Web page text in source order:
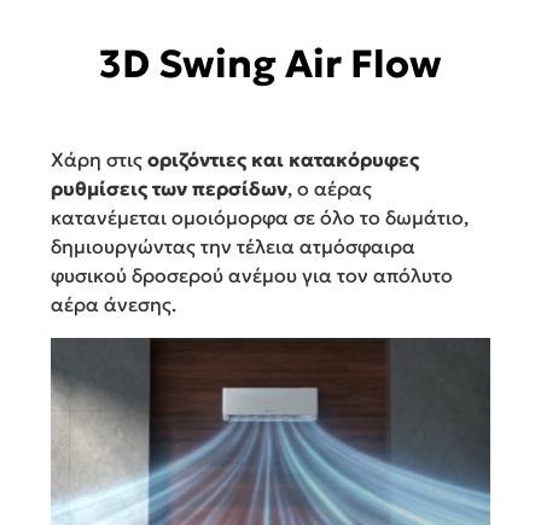
3D Swing Air Flow
Χάρη στις οριζόντιες και κατακόρυφες
ρυθμίσεις των περσίδων, ο αέρας
κατανέμεται ομοιόμορφα σε όλο το δωμάτιο,
δημιουργώντας την τέλεια ατμόσφαιρα
φυσικού δροσερού ανέμου για τον απόλυτο
αέρα άνεσης.